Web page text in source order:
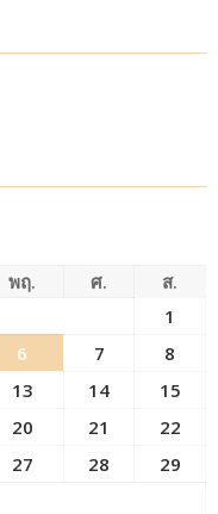
พฤ. ศ.
ส.
1
6 7
8
13 14
15
20 21
22
27 28
29